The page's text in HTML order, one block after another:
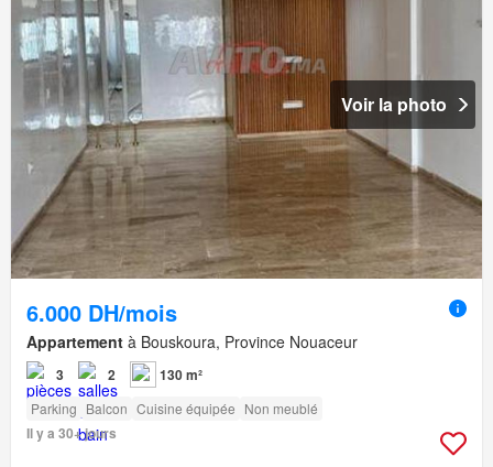
Voir la photo
6.000 DH/mois
Appartement à Bouskoura, Province Nouaceur
3 2 130 m²
Parking Balcon Cuisine équipée Non meublé
Il y a 30+ jours